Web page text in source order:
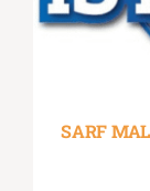
SARF